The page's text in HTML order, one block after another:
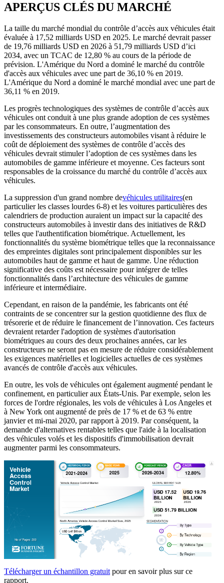
APERÇUS CLÉS DU MARCHÉ
La taille du marché mondial du contrôle d’accès aux véhicules était
évaluée à 17,52 milliards USD en 2025. Le marché devrait passer
de 19,76 milliards USD en 2026 à 51,79 milliards USD d’ici
2034, avec un TCAC de 12,80 % au cours de la période de
prévision. L'Amérique du Nord a dominé le marché du contrôle
d'accès aux véhicules avec une part de 36,10 % en 2019.
L'Amérique du Nord a dominé le marché mondial avec une part de
36,11 % en 2019.
Les progrès technologiques des systèmes de contrôle d’accès aux
véhicules ont conduit à une plus grande adoption de ces systèmes
par les consommateurs. En outre, l’augmentation des
investissements des constructeurs automobiles visant à réduire le
coût de déploiement des systèmes de contrôle d’accès des
véhicules devrait stimuler l’adoption de ces systèmes dans les
automobiles de gamme inférieure et moyenne. Ces facteurs sont
responsables de la croissance du marché du contrôle d’accès aux
véhicules.
La suppression d'un grand nombre devéhicules utilitaires(en
particulier les classes lourdes 6-8) et les voitures particulières des
calendriers de production auraient un impact sur la capacité des
constructeurs automobiles à investir dans des initiatives de R&D
telles que l'authentification biométrique. Actuellement, les
fonctionnalités du système biométrique telles que la reconnaissance
des empreintes digitales sont principalement disponibles sur les
automobiles haut de gamme et haut de gamme. Une réduction
significative des coûts est nécessaire pour intégrer de telles
fonctionnalités dans l’architecture des véhicules de gamme
inférieure et intermédiaire.
Cependant, en raison de la pandémie, les fabricants ont été
contraints de se concentrer sur la gestion quotidienne des flux de
trésorerie et de réduire le financement de l’innovation. Ces facteurs
devraient retarder l'adoption de systèmes d'autorisation
biométriques au cours des deux prochaines années, car les
constructeurs ne seront pas en mesure de réduire considérablement
les exigences matérielles et logicielles actuelles de ces systèmes
avancés de contrôle d'accès aux véhicules.
En outre, les vols de véhicules ont également augmenté pendant le
confinement, en particulier aux États-Unis. Par exemple, selon les
forces de l'ordre régionales, les vols de véhicules à Los Angeles et
à New York ont ​​augmenté de près de 17 % et de 63 % entre
janvier et mi-mai 2020, par rapport à 2019. Par conséquent, la
demande d'alternatives rentables telles que l'aide à la localisation
des véhicules volés et les dispositifs d'immobilisation devrait
augmenter parmi les consommateurs.
Télécharger un échantillon gratuit pour en savoir plus sur ce
rapport.